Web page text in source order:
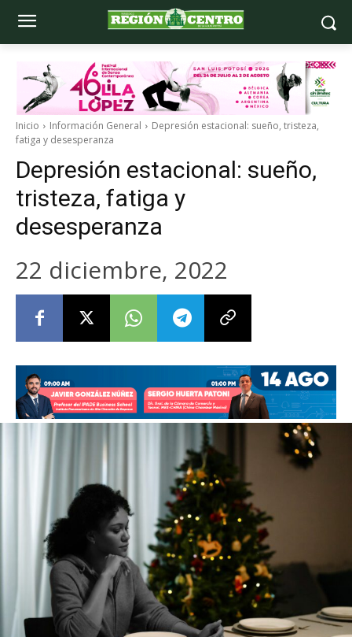
Inicio Información General
Depresión estacional: sueño, tristeza,
fatiga y desesperanza
Depresión estacional: sueño,
tristeza, fatiga y
desesperanza
22 diciembre, 2022